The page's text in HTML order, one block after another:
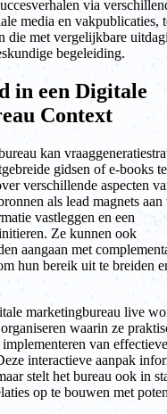
via
media en vakpublicaties,
die met vergelijkbare
begeleiding.
in een Digitale
Context
kan
gidsen of e-books
verschillende aspecten
als lead magnets aan
vastleggen en een
Ze kunnen ook
aangaan met
hun bereik uit te breiden
marketingbureau live
waarin ze
van
interactieve aanpak
stelt het bureau ook in
op te bouwen met